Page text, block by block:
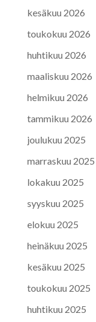
kesäkuu 2026
toukokuu 2026
huhtikuu 2026
maaliskuu 2026
helmikuu 2026
tammikuu 2026
joulukuu 2025
marraskuu 2025
lokakuu 2025
syyskuu 2025
elokuu 2025
heinäkuu 2025
kesäkuu 2025
toukokuu 2025
huhtikuu 2025